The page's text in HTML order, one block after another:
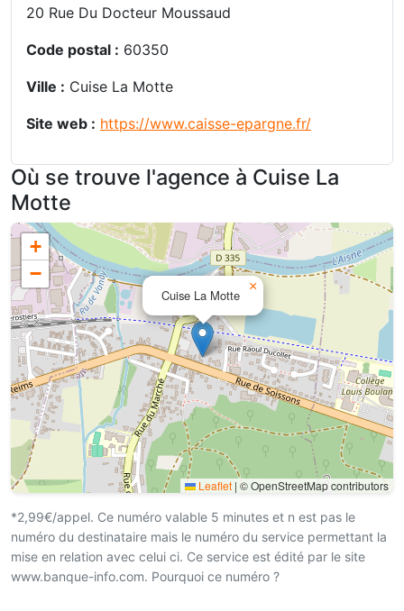
20 Rue Du Docteur Moussaud
Code postal : 60350
Ville : Cuise La Motte
Site web : https://www.caisse-epargne.fr/
Où se trouve l'agence à Cuise La
Motte
Cuise La Motte
×
+
−
Leaflet | © OpenStreetMap contributors
*2,99€/appel. Ce numéro valable 5 minutes et n est pas le
numéro du destinataire mais le numéro du service permettant la
mise en relation avec celui ci. Ce service est édité par le site
www.banque-info.com. Pourquoi ce numéro ?